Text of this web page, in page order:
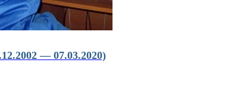
— 07.03.2020)